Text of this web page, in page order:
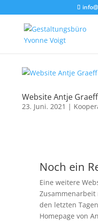
Website Antje Graeff
23. Juni. 2021 |
Noch ein
Eine weitere
Zusammenarbeit
den letzten
Homepage von